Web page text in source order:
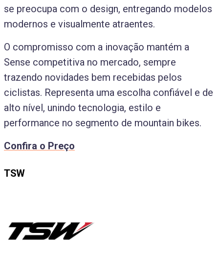
se preocupa com o design, entregando modelos
modernos e visualmente atraentes.
O compromisso com a inovação mantém a
Sense competitiva no mercado, sempre
trazendo novidades bem recebidas pelos
ciclistas. Representa uma escolha confiável e de
alto nível, unindo tecnologia, estilo e
performance no segmento de mountain bikes.
Confira o Preço
TSW